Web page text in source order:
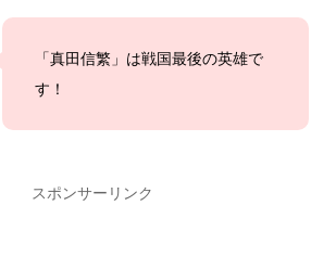
「真田信繁」は戦国最後の英雄で
す！
スポンサーリンク